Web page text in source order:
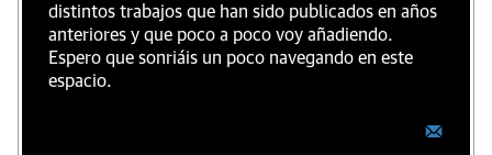
distintos trabajos que han sido publicados en años
anteriores y que poco a poco voy añadiendo.
Espero que sonriáis un poco navegando en este
espacio.